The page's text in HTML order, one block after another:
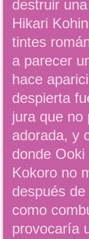
destruir
Hikari
tintes
a parecer
hace
despierta
jura que no
adorada, y
donde
Kokoro no
después
como
provocaría